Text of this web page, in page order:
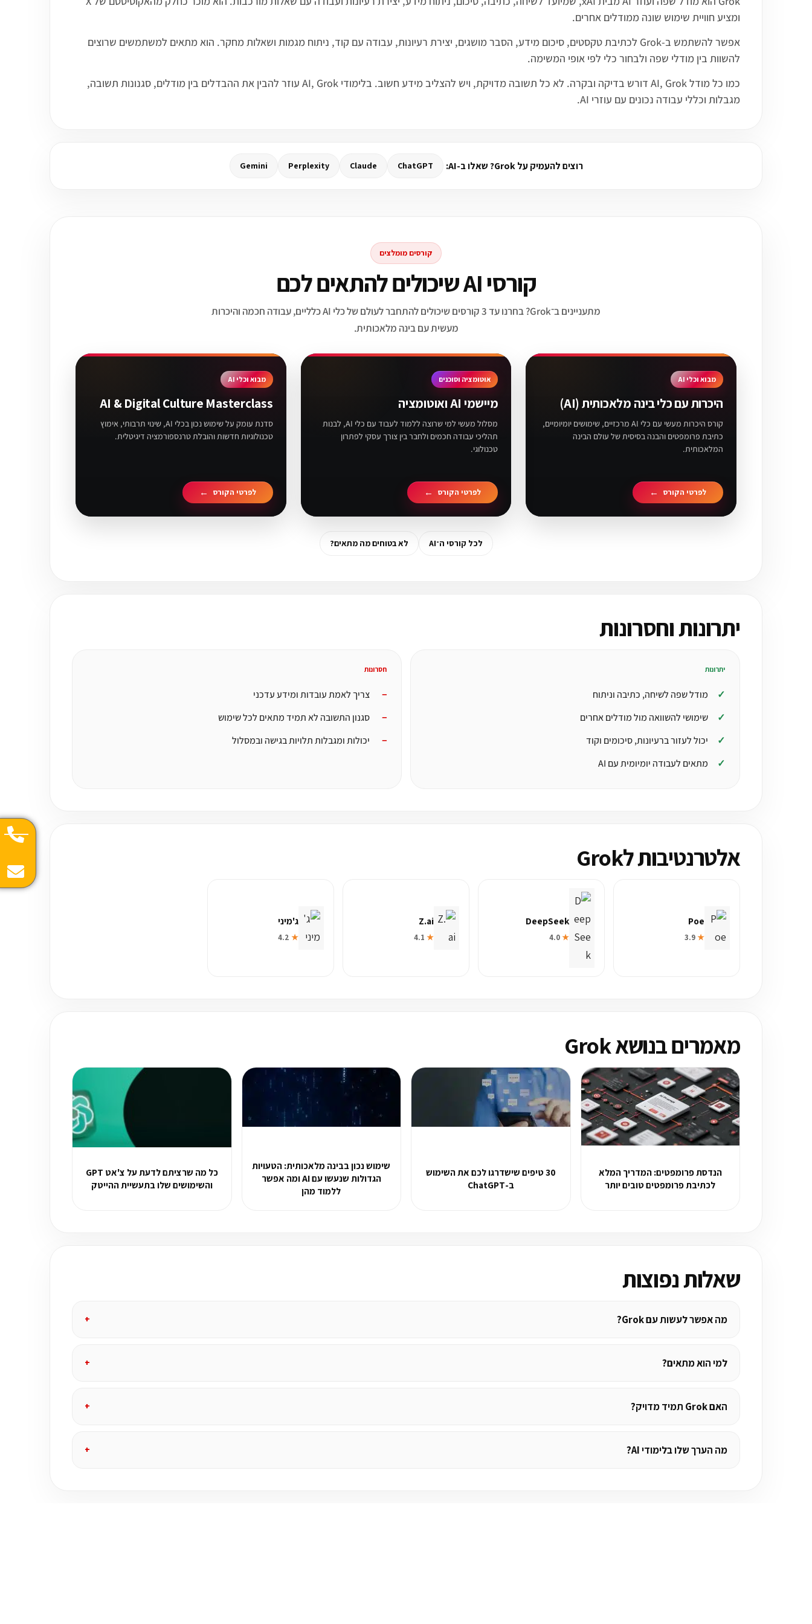
ומציע חוויית שימוש שונה ממודלים אחרים.
אפשר להשתמש ב-Grok לכתיבת טקסטים, סיכום מידע, הסבר מושגים, יצירת רעיונות, עבודה עם קוד, ניתוח מגמות ושאלות מחקר. הוא מתאים למשתמשים שרוצים
להשוות בין מודלי שפה ולבחור כלי לפי אופי המשימה.
כמו כל מודל AI, Grok דורש בדיקה ובקרה. לא כל תשובה מדויקת, ויש להצליב מידע חשוב. בלימודי AI, Grok עוזר להבין את ההבדלים בין מודלים, סגנונות תשובה,
מגבלות וכללי עבודה נכונים עם עוזרי AI.
רוצים להעמיק על Grok? שאלו ב-AI: ChatGPT
Claude
Perplexity
Gemini
קורסים מומלצים
קורסי AI שיכולים להתאים לכם
מתעניינים ב־Grok? בחרנו עד 3 קורסים שיכולים להתחבר לעולם של כלי AI כלליים, עבודה חכמה והיכרות
מעשית עם בינה מלאכותית.
מבוא וכלי AI
היכרות עם כלי בינה מלאכותית (AI)
קורס היכרות מעשי עם כלי AI מרכזיים, שימושים יומיומיים,
כתיבת פרומפטים והבנה בסיסית של עולם הבינה
המלאכותית.
לפרטי הקורס
אוטומציה וסוכנים
מיישמי AI ואוטומציה
מסלול מעשי למי שרוצה ללמוד לעבוד עם כלי AI, לבנות
תהליכי עבודה חכמים ולחבר בין צורך עסקי לפתרון
טכנולוגי.
לפרטי הקורס
מבוא וכלי AI
AI & Digital Culture Masterclass
סדנת עומק על שימוש נכון בכלי AI, שינוי תרבותי, אימוץ
טכנולוגיות חדשות והובלת טרנספורמציה דיגיטלית.
לפרטי הקורס
לכל קורסי ה־AI לא בטוחים מה מתאים?
יתרונות וחסרונות
יתרונות
מודל שפה לשיחה, כתיבה וניתוח
שימושי להשוואה מול מודלים אחרים
יכול לעזור ברעיונות, סיכומים וקוד
מתאים לעבודה יומיומית עם AI
חסרונות
צריך לאמת עובדות ומידע עדכני
סגנון התשובה לא תמיד מתאים לכל שימוש
יכולות ומגבלות תלויות בגישה ובמסלול
אלטרנטיבות לGrok
Poe
★
DeepSeek
★
Z.ai
★
ג'מיני
★
מאמרים בנושא Grok
הנדסת פרומפטים: המדריך המלא
לכתיבת פרומפטים טובים יותר
30 טיפים שישדרגו לכם את השימוש
ב-ChatGPT
שימוש נכון בבינה מלאכותית: הטעויות
הגדולות שנעשו עם AI ומה אפשר
ללמוד מהן
כל מה שרציתם לדעת על צ'אט GPT
והשימושים שלו בתעשיית ההייטק
שאלות נפוצות
מה אפשר לעשות עם Grok?
למי הוא מתאים?
האם Grok תמיד מדויק?
מה הערך שלו בלימודי AI?